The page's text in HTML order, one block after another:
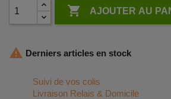
 AJOUTER AU
 Derniers articles en stock
Suivi de vos colis
Livraison Relais & Domicile